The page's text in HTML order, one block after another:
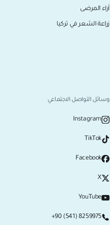
آراء المرضى
زراعة الشعر في تركيا
وسائل التواصل الاجتماعي
Instagram
TikTok
Facebook
X
YouTube
+90 (541) 8259975